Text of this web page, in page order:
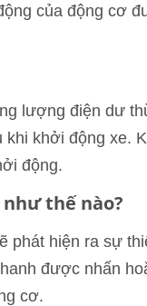
của động cơ
lượng điện dư
khởi động xe.
động.
thế nào?
phát hiện ra sự
được nhấn
cơ.